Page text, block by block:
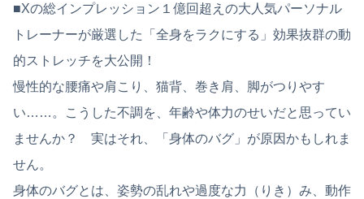
■Xの総インプレッション１億回超えの大人気パーソナル
トレーナーが厳選した「全身をラクにする」効果抜群の動
的ストレッチを大公開！
慢性的な腰痛や肩こり、猫背、巻き肩、脚がつりやす
い……。こうした不調を、年齢や体力のせいだと思ってい
ませんか？ 実はそれ、「身体のバグ」が原因かもしれま
せん。
身体のバグとは、姿勢の乱れや過度な力（りき）み、動作